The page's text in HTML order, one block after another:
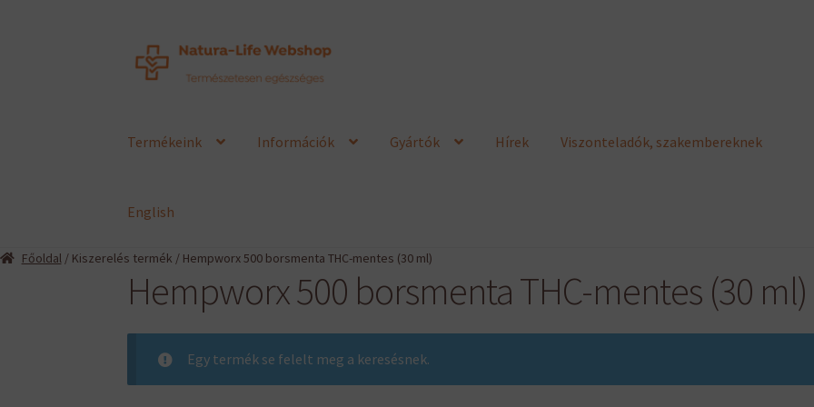
Ugrás
Kilépés
Termékeink Információk Gyártók Hírek Viszonteladók, szakembereknek
English
Főoldal/ Kiszerelés termék / Hempworx 500 borsmenta THC-mentes (30 ml)
Hempworx 500 borsmenta THC-mentes (30 ml)
Egy termék se felelt meg a keresésnek.